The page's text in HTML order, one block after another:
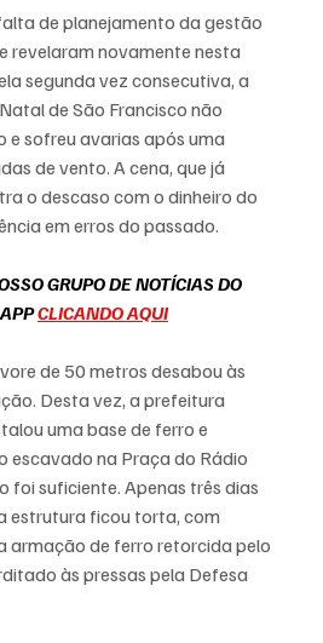
de planejamento da gestão
revelaram novamente nesta
segunda vez consecutiva, a
de São Francisco não
e sofreu avarias após uma
de vento. A cena, que já
o descaso com o dinheiro do
em erros do passado.
GRUPO DE NOTÍCIAS DO
CLICANDO AQUI
de 50 metros desabou às
Desta vez, a prefeitura
uma base de ferro e
escavado na Praça do Rádio
foi suficiente. Apenas três dias
estrutura ficou torta, com
armação de ferro retorcida pelo
às pressas pela Defesa